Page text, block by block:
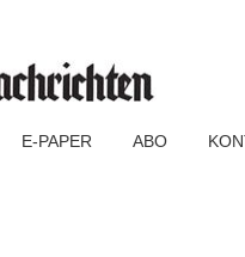
E-PAPER ABO